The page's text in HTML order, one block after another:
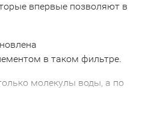
впервые позволяют в
в таком фильтре.
молекулы воды, а по